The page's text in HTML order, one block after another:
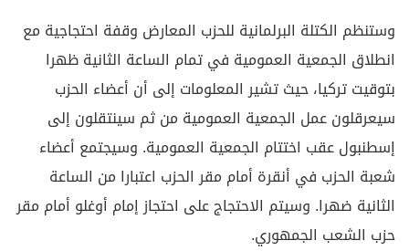
وستنظم الكتلة البرلمانية للحزب المعارض وقفة احتجاجية مع
انطلاق الجمعية العمومية في تمام الساعة الثانية ظهرا
بتوقيت تركيا، حيث تشير المعلومات إلى أن أعضاء الحزب
سيعرقلون عمل الجمعية العمومية من ثم سينتقلون إلى
إسطنبول عقب اختتام الجمعية العمومية. وسيجتمع أعضاء
شعبة الحزب في أنقرة أمام مقر الحزب اعتبارا من الساعة
الثانية ضهرا. وسيتم الاحتجاج على احتجاز إمام أوغلو أمام مقر
حزب الشعب الجمهوري.